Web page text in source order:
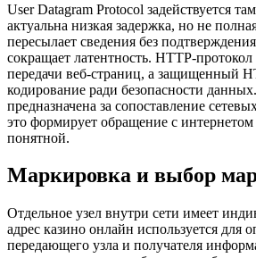
User Datagram Protocol задействуется
актуальна низкая задержка, но не
пересылает сведения без
сокращает латентность. HTTP-протокол
передачи веб-страниц, а защищенный
кодирование ради безопасности
предназначена за сопоставление
это формирует обращение с интернетом
понятной.
Маркировка и выбор
Отдельное узел внутри сети имеет
адрес казино онлайн используется для
передающего узла и получателя